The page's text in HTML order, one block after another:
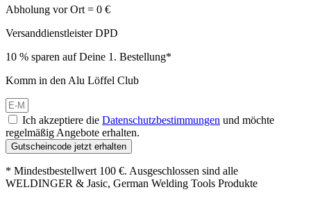
Abholung vor Ort = 0 €
Versanddienstleister DPD
10 % sparen auf Deine 1. Bestellung*
Komm in den Alu Löffel Club
Ich akzeptiere die Datenschutzbestimmungen und möchte
regelmäßig Angebote erhalten.
Gutscheincode jetzt erhalten
* Mindestbestellwert 100 €. Ausgeschlossen sind alle
WELDINGER & Jasic, German Welding Tools Produkte